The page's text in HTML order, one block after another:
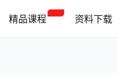
精品课程 资料下载